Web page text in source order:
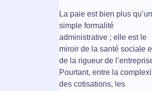
La paie est bien plus
simple formalité
administrative ; elle est le
miroir de la santé sociale
de la rigueur de
Pourtant, entre la
des cotisations, les